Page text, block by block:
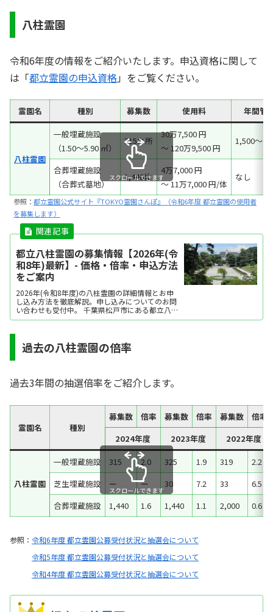
八柱霊園
令和6年度の情報をご紹介いたします。申込資格に関して
は「都立霊園の申込資格」をご覧ください。
霊園名 種別 募集数 使用料 年間管
八柱霊園
一般埋蔵施設
（1.50～5.90 ㎡）
315カ所
30万7,500 円
～ 120万9,500 円
1,500～
合葬埋蔵施設
（合葬式墓地）
1,440体
4万7,000 円
～ 11万7,000 円/体
なし
スクロールできます
参照： 都立霊園公式サイト『TOKYO霊園さんぽ』（令和6年度 都立霊園の使用者
を募集します）
都立八柱霊園の募集情報【2026年(令
和8年)最新】- 価格・倍率・申込方法
をご案内
2026年(令和8年度)の八柱霊園の詳細情報とお申
し込み方法を徹底解説。申し込みについてのお問
い合わせも受付中。 千葉県松戸市にある都立八柱
霊園では、多様な埋葬方法を提供しています。
過去の八柱霊園の倍率
過去3年間の抽選倍率をご紹介します。
霊園名 種別
募集数 倍率 募集数 倍率 募集数
倍率
2024年度
2023年度 2022年度
八柱霊園
一般埋蔵施設 315 2.0 325 1.9 319
2.2
芝生埋蔵施設
ー ー 30 7.2 33
6.5
合葬埋蔵施設
1,440 1.6 1,440 1.1 2,000 0.6
スクロールできます
参照： 令和6年度 都立霊園公募受付状況と抽選会について
令和5年度 都立霊園公募受付状況と抽選会について
令和4年度 都立霊園公募受付状況と抽選会について